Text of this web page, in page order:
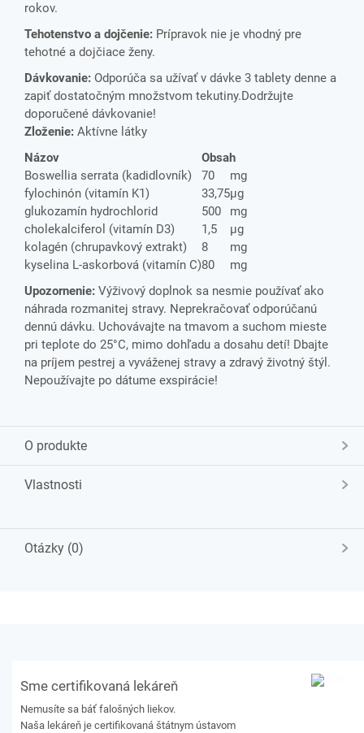
rokov.
Tehotenstvo a dojčenie: Prípravok nie je vhodný pre
tehotné a dojčiace ženy.
Dávkovanie: Odporúča sa užívať v dávke 3 tablety denne a
zapiť dostatočným množstvom tekutiny.Dodržujte
doporučené dávkovanie!
Zloženie: Aktívne látky
Názov
Obsah
Boswellia serrata (kadidlovník)
70
mg
fylochinón (vitamín K1)
33,75µg
glukozamín hydrochlorid
500
mg
cholekalciferol (vitamín D3)
1,5
µg
kolagén (chrupavkový extrakt)
8
mg
kyselina L-askorbová (vitamín C)80
mg
Upozornenie: Výživový doplnok sa nesmie používať ako
náhrada rozmanitej stravy. Neprekračovať odporúčanú
dennú dávku. Uchovávajte na tmavom a suchom mieste
pri teplote do 25°C, mimo dohľadu a dosahu detí! Dbajte
na príjem pestrej a vyváženej stravy a zdravý životný štýl.
Nepoužívajte po dátume exspirácie!
O produkte
Vlastnosti
Otázky (0)
Sme certifikovaná lekáreň
Nemusíte sa báť falošných liekov.
Naša lekáreň je certifikovaná štátnym ústavom